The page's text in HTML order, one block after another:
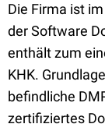
Die Firma ist
der Software
enthält zum
KHK.
befindliche
zertifiziertes